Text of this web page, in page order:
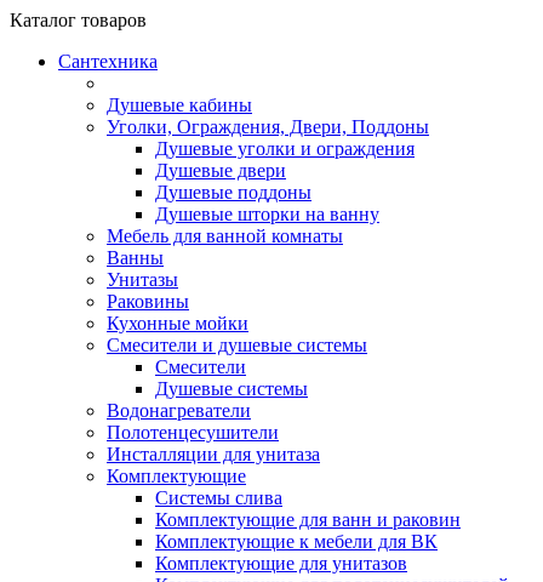
Каталог товаров
Сантехника
Душевые кабины
Уголки, Ограждения, Двери, Поддоны
Душевые уголки и ограждения
Душевые двери
Душевые поддоны
Душевые шторки на ванну
Мебель для ванной комнаты
Ванны
Унитазы
Раковины
Кухонные мойки
Смесители и душевые системы
Смесители
Душевые системы
Водонагреватели
Полотенцесушители
Инсталляции для унитаза
Комплектующие
Системы слива
Комплектующие для ванн и раковин
Комплектующие к мебели для ВК
Комплектующие для унитазов